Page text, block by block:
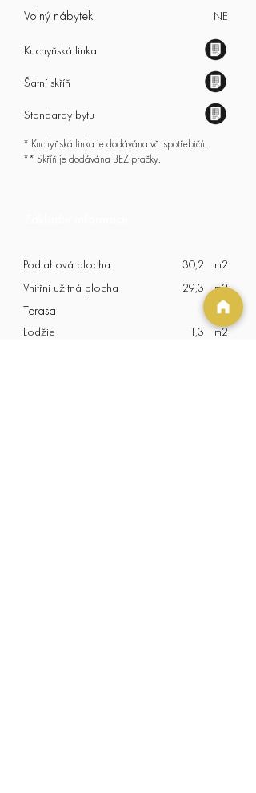
Volný nábytek
Kuchyňská linka
Šatní skříň
Standardy bytu
NE
* Kuchyňská linka je dodávána vč. spotřebičů.
** Skříň je dodávána BEZ pračky.
Podlahová plocha 30,2
m2
Vnitřní užitná plocha
Terasa
Lodžie
29,3 m2
1,3
m2
m2